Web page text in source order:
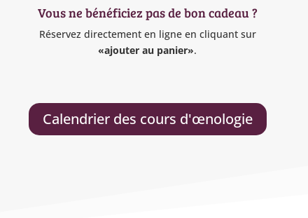
Vous ne bénéficiez pas de bon cadeau ?
Réservez directement en ligne en cliquant sur
«ajouter au panier».
Calendrier des cours d'œnologie